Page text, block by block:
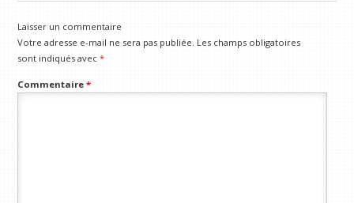
Laisser un commentaire
Votre adresse e-mail ne sera pas publiée. Les champs obligatoires
sont indiqués avec*
Commentaire*